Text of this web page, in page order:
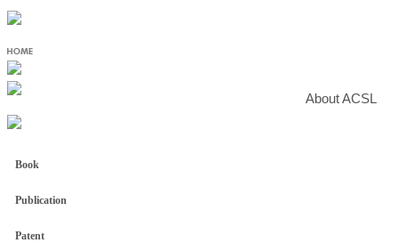
About ACSL
Book
Publication
Patent